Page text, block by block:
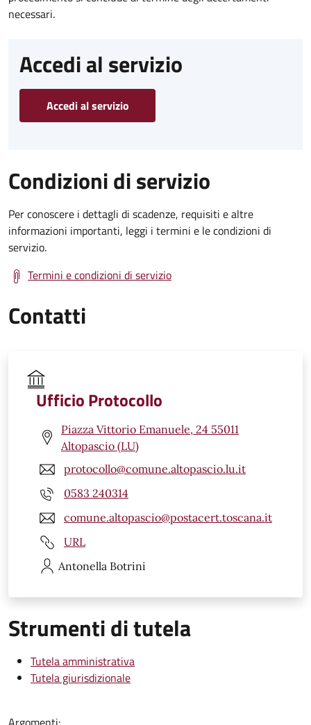
necessari.
Accedi al servizio
Accedi al servizio
Condizioni di servizio
Per conoscere i dettagli di scadenze, requisiti e altre
informazioni importanti, leggi i termini e le condizioni di
servizio.
Termini e condizioni di servizio
Contatti
Ufficio Protocollo
Piazza Vittorio Emanuele, 24 55011
Altopascio (LU)
protocollo@comune.altopascio.lu.it
0583 240314
comune.altopascio@postacert.toscana.it
URL
Antonella Botrini
Strumenti di tutela
Tutela amministrativa
Tutela giurisdizionale